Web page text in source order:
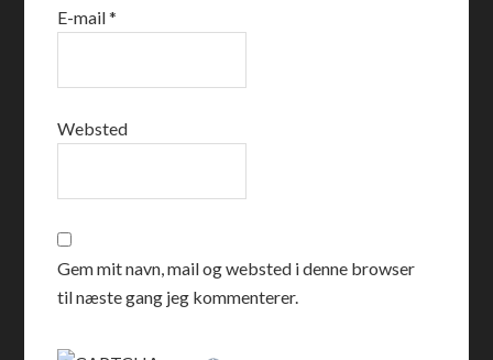
E-mail*
Websted
Gem mit navn, mail og websted i denne browser
til næste gang jeg kommenterer.